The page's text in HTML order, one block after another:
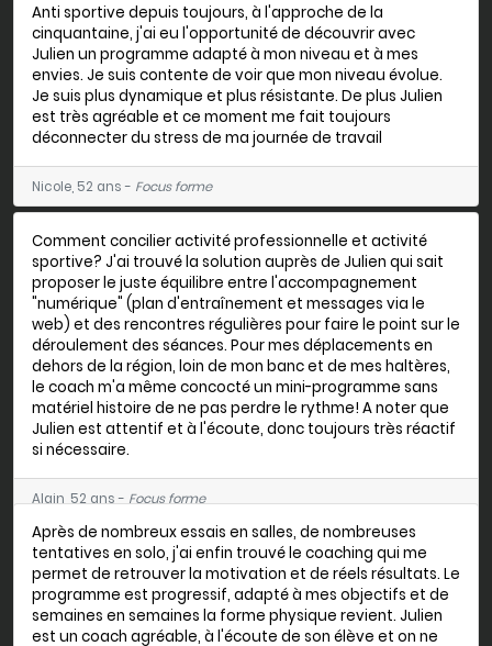
Anti sportive depuis toujours, à l'approche de la
cinquantaine, j'ai eu l'opportunité de découvrir avec
Julien un programme adapté à mon niveau et à mes
envies. Je suis contente de voir que mon niveau évolue.
Je suis plus dynamique et plus résistante. De plus Julien
est très agréable et ce moment me fait toujours
déconnecter du stress de ma journée de travail
Nicole, 52 ans - Focus forme
Comment concilier activité professionnelle et activité
sportive? J'ai trouvé la solution auprès de Julien qui sait
proposer le juste équilibre entre l'accompagnement
"numérique" (plan d'entraînement et messages via le
web) et des rencontres régulières pour faire le point sur le
déroulement des séances. Pour mes déplacements en
dehors de la région, loin de mon banc et de mes haltères,
le coach m'a même concocté un mini-programme sans
matériel histoire de ne pas perdre le rythme! A noter que
Julien est attentif et à l'écoute, donc toujours très réactif
si nécessaire.
Alain, 52 ans - Focus forme
Après de nombreux essais en salles, de nombreuses
tentatives en solo, j'ai enfin trouvé le coaching qui me
permet de retrouver la motivation et de réels résultats. Le
programme est progressif, adapté à mes objectifs et de
semaines en semaines la forme physique revient. Julien
est un coach agréable, à l'écoute de son élève et on ne